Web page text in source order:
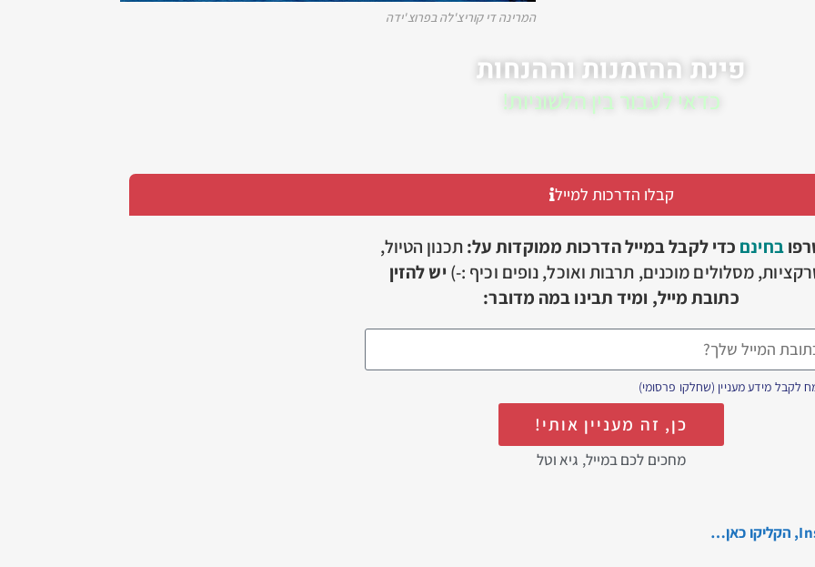
המרינה די קוריצ'לה בפרוצ'ידה
פינת ההזמנות וההנחות
כדאי לעבור בין הלשוניות!
קבלו הדרכות למייל
בחינם כדי לקבל במייל הדרכות ממוקדות על:תכנון הטיול,
מסלולים מוכנים, תרבות ואוכל, נופים וכיף :-) יש להזין
כתובת מייל, ומיד תבינו במה מדובר:
לקבל מידע מעניין (שחלקו פרסומי)
כן, זה מעניין אותי!
מחכים לכם במייל, גיא וטל